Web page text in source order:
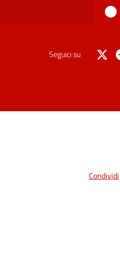
Seguici su
Condividi